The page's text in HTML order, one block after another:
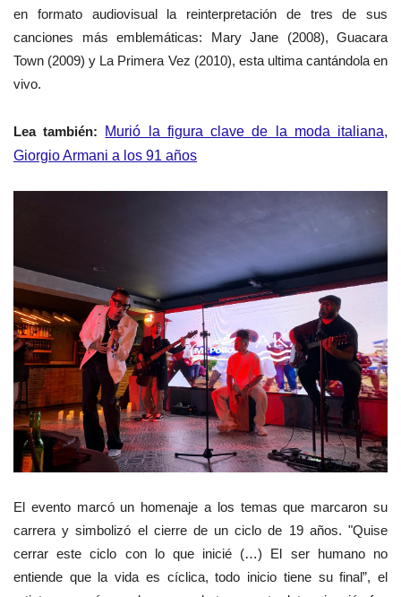
en formato audiovisual la reinterpretación de tres de sus
canciones más emblemáticas: Mary Jane (2008), Guacara
Town (2009) y La Primera Vez (2010), esta ultima cantándola en
vivo.
Lea también: Murió la figura clave de la moda italiana,
Giorgio Armani a los 91 años
El evento marcó un homenaje a los temas que marcaron su
carrera y simbolizó el cierre de un ciclo de 19 años. "Quise
cerrar este ciclo con lo que inicié (…) El ser humano no
entiende que la vida es cíclica, todo inicio tiene su final”, el